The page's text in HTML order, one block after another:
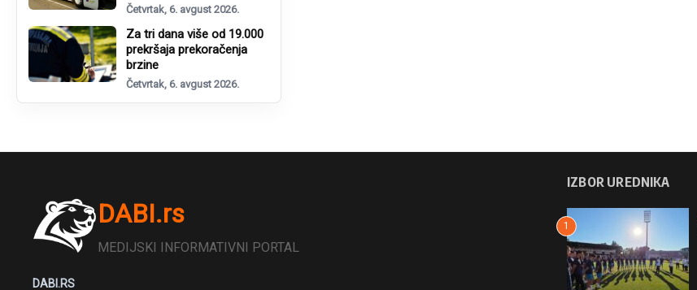
Četvrtak, 6. avgust 2026.
Za tri dana više od 19.000
prekršaja prekoračenja
brzine
Četvrtak, 6. avgust 2026.
DABI.rs
MEDIJSKI INFORMATIVNI PORTAL
DABI.RS
IZBOR UREDNIKA
1